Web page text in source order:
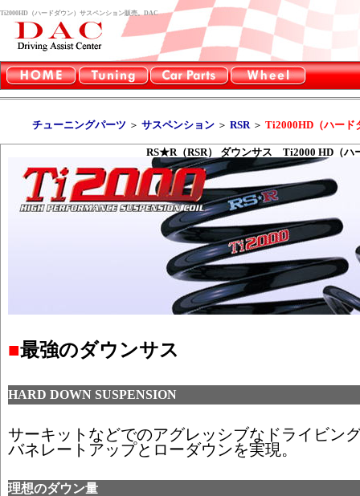
Ti2000HD（ハードダウン）サスペンション販売。DAC
チューニングパーツ ＞ サスペンション ＞ RSR＞ Ti2000HD（ハード
RS★R（RSR） ダウンサス Ti2000 HD（ハ
■最強のダウンサス
HARD DOWN SUSPENSION
サーキットなどでのアグレッシブなドライビン
バネレートアップとローダウンを実現。
理想のダウン量